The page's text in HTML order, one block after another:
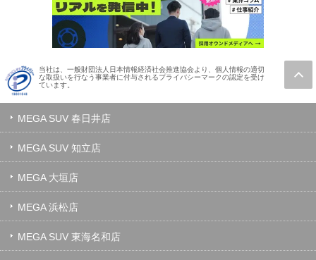
当社は、一般財団法人日本情報経済社会推進協会より、個人情報の適切
な取扱いを行なう事業者に付与されるプライバシーマークの認定を受け
ています。
MEGA SUV 春日井店
MEGA SUV 知立店
MEGA 大垣店
MEGA 浜松店
MEGA SUV 東海名和店